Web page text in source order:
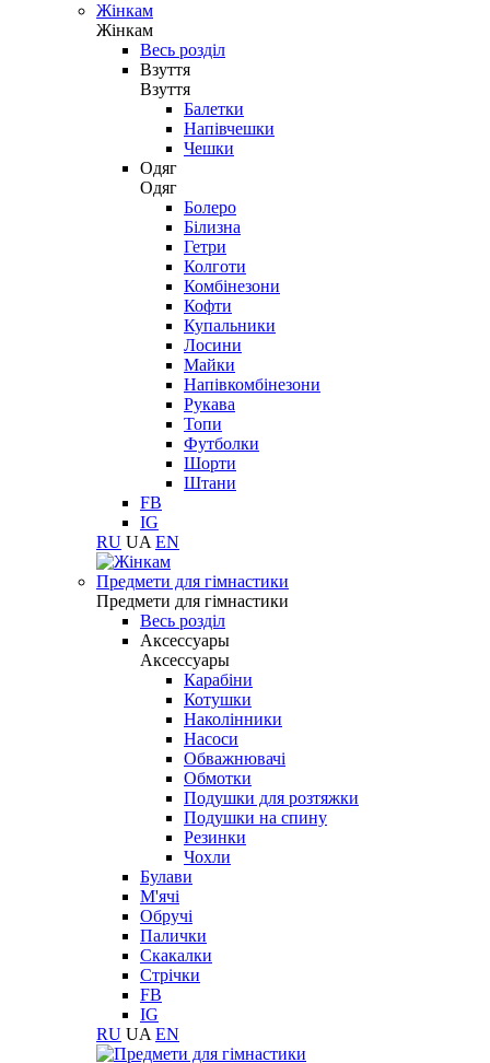
Жінкам
Жінкам
Весь розділ
Взуття
Взуття
Балетки
Напівчешки
Чешки
Одяг
Одяг
Болеро
Білизна
Гетри
Колготи
Комбінезони
Кофти
Купальники
Лосини
Майки
Напівкомбінезони
Рукава
Топи
Футболки
Шорти
Штани
FB
IG
RU UA EN
Предмети для гімнастики
Предмети для гімнастики
Весь розділ
Аксессуары
Аксессуары
Карабіни
Котушки
Наколінники
Насоси
Обважнювачі
Обмотки
Подушки для розтяжки
Подушки на спину
Резинки
Чохли
Булави
М'ячі
Обручі
Палички
Скакалки
Стрічки
FB
IG
RU UA EN